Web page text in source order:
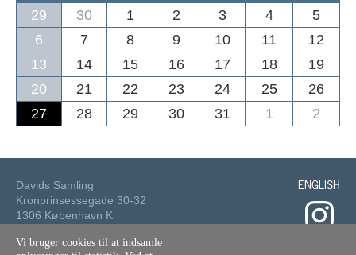
29
30 1 2 3 4
5
6
7 8 9 10 11
12
13
14 15 16 17 18
19
20
21 22 23 24 25
26
27
28 29 30 31 1 2
Davids Samling
Kronprinsessegade 30-32
1306 København K
Tlf.: 33 73 49 49
ENGLISH
Vi bruger cookies til at indsamle